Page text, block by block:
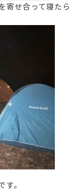
せ合って寝たら
。